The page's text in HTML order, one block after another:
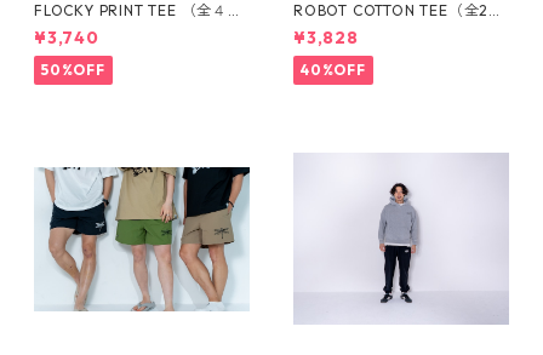
FLOCKY PRINT TEE （全４カ
ラー）1660301005
¥3,740
50%OFF
ROBOT COTTON TEE（全2カ
ラー）1720301207
¥3,828
40%OFF